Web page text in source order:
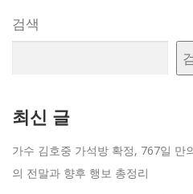
검색
최신 글
가수 김호중 가석방 확정, 767일 만
의 전말과 향후 행보 총정리